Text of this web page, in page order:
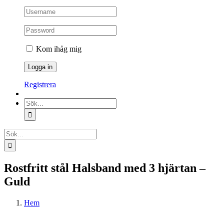
Kom ihåg mig
Registrera
Sök
efter:
Sök
efter:
Rostfritt stål Halsband med 3 hjärtan –
Guld
Hem